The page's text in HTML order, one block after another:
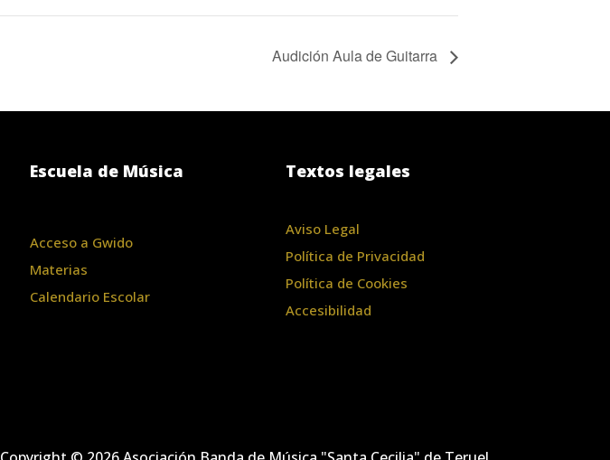
Audición Aula de Guitarra
Escuela de Música
Acceso a Gwido
Materias
Calendario Escolar
Textos legales
Aviso Legal
Política de Privacidad
Política de Cookies
Accesibilidad